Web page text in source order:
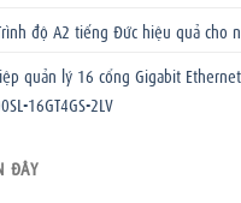
độ A2 tiếng Đức hiệu quả cho
quản lý 16 cổng Gigabit
16GT4GS-2LV
ĐÂY